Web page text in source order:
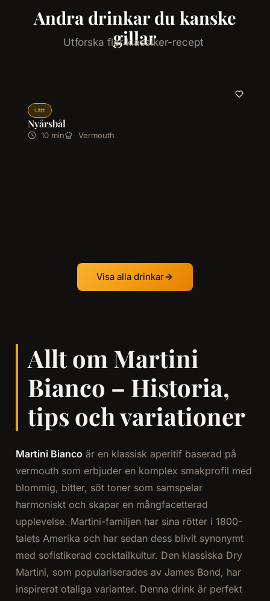
Andra drinkar du kanske
gillar
Utforska fler klassiker-recept
Lätt
Nyårsbål
10 min Vermouth
Visa alla drinkar
Allt om Martini
Bianco – Historia,
tips och variationer
Martini Bianco är en klassisk aperitif baserad på
vermouth som erbjuder en komplex smakprofil med
blommig, bitter, söt toner som samspelar
harmoniskt och skapar en mångfacetterad
upplevelse. Martini-familjen har sina rötter i 1800-
talets Amerika och har sedan dess blivit synonymt
med sofistikerad cocktailkultur. Den klassiska Dry
Martini, som populariserades av James Bond, har
inspirerat otaliga varianter. Denna drink är perfekt